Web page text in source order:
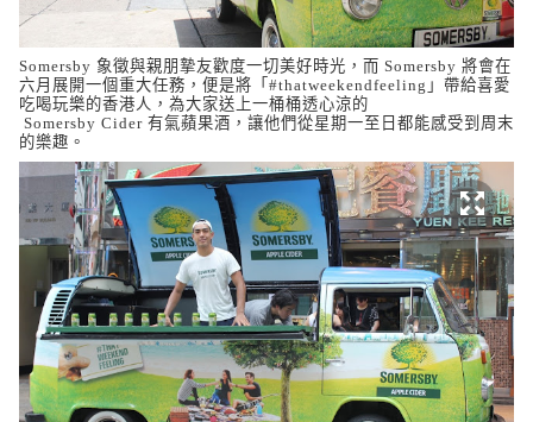
Somersby 象徵與親朋摯友歡度一切美好時光，而 Somersby 將會在
六月展開一個重大任務，便是將「 #thatweekendfeeling 」帶給喜愛
吃喝玩樂的香港人，為大家送上一桶桶透心涼的
Somersby Cider 有氣蘋果酒，讓他們從星期一至日都能感受到周末
的樂趣。